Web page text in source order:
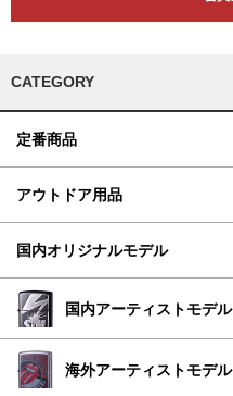
CATEGORY
定番商品
アウトドア用品
国内オリジナルモデル
国内アーティストモデル
海外アーティストモデル